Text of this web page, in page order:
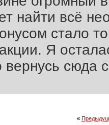
найти всё
стало
Я
вернусь сюда
«